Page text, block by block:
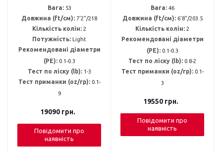
Вага: 53
Довжина (ft/см): 7'2"/218
Кількість колін: 2
Потужність: Light
Рекомендовані діаметри
(PE): 0.1-0.3
Тест по ліску (lb): 1-3
Тест приманки (oz/гр): 0.1-
9
19090грн.
Повідомити про
наявність
Вага: 46
Довжина (ft/см): 6'8"/203.5
Кількість колін: 2
Рекомендовані діаметри
(PE): 0.1-0.3
Тест по ліску (lb): 0.8-2
Тест приманки (oz/гр): 0.1-
3
19550грн.
Повідомити про
наявність